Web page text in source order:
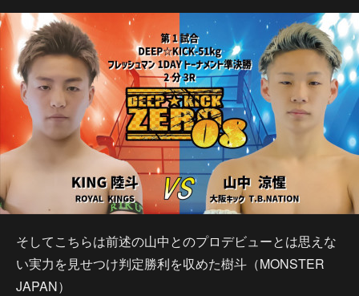
そしてこちらは前述の山中とのプロデビューとは思えな
い実力を見せつけ判定勝利を収めた樹斗（MONSTER
JAPAN）